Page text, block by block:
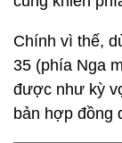
Chính vì thế,
35 (phía Nga
được như kỳ
bản hợp đồng